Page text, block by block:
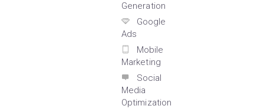
Generation
Google
Ads
Mobile
Marketing
Social
Media
Optimization